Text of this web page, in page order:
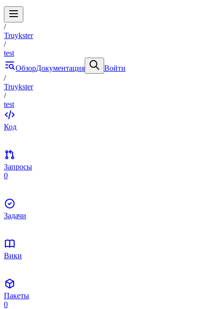
/
Truykster
/
test
ОбзорДокументация
Войти
/
Truykster
/
test
Код
Запросы
0
Задачи
Вики
Пакеты
0